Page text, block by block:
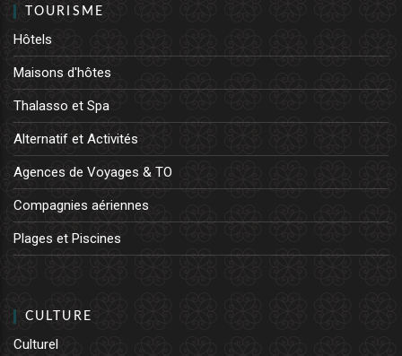
TOURISME
Hôtels
Maisons d'hôtes
Thalasso et Spa
Alternatif et Activités
Agences de Voyages & TO
Compagnies aériennes
Plages et Piscines
CULTURE
Culturel